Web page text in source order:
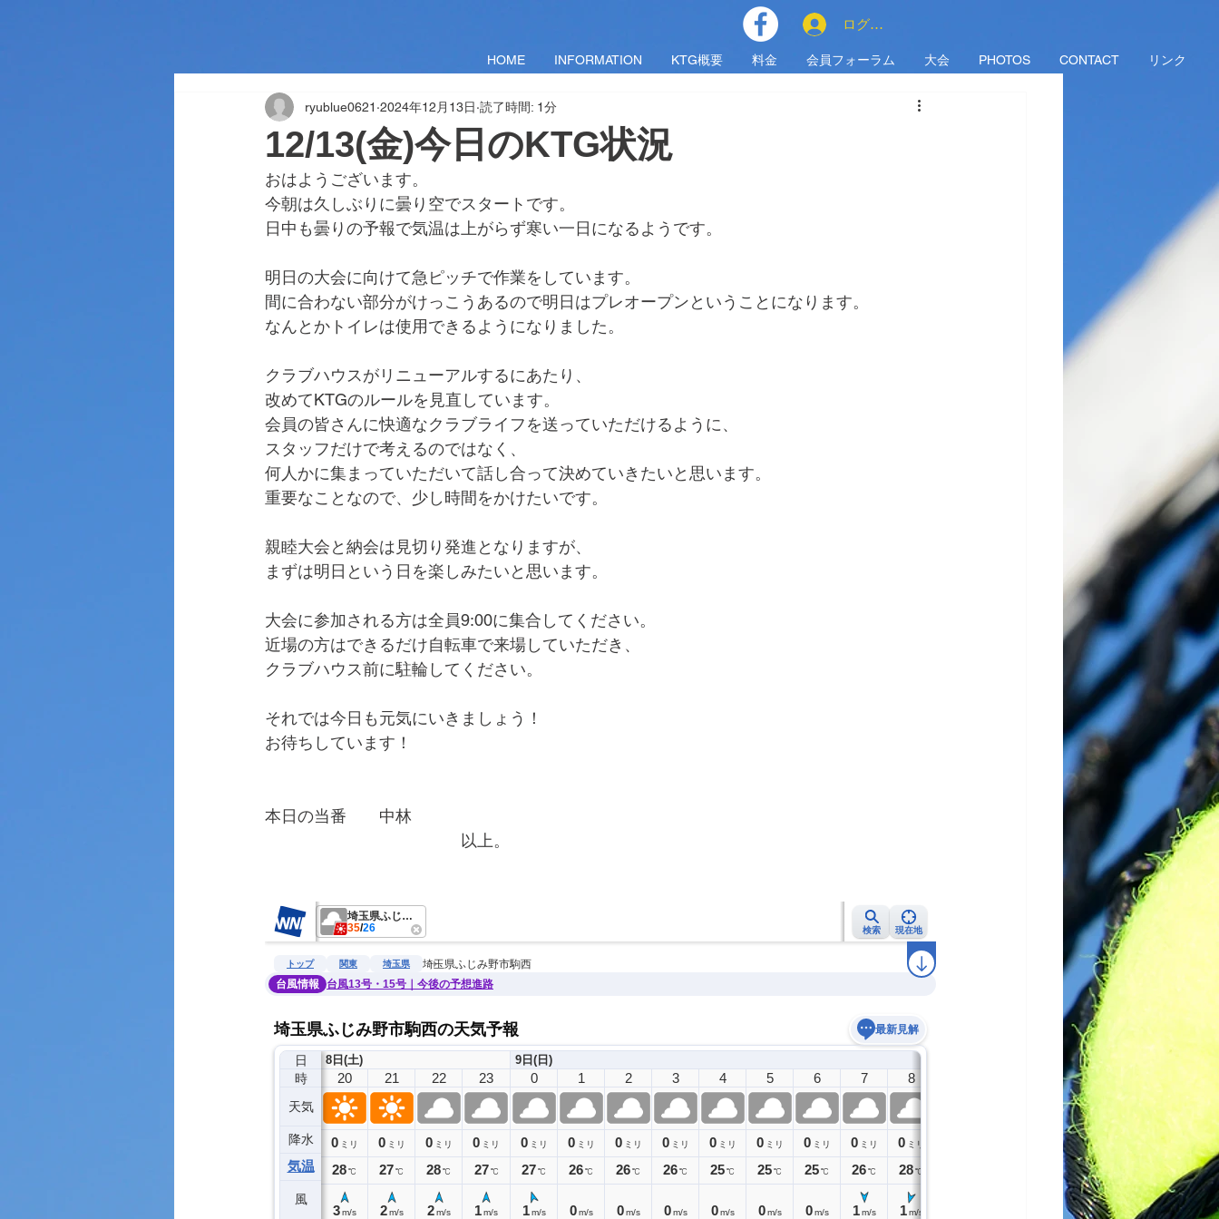
HOME INFORMATION KTG概要 料金 会員フォーラム 大会 PHOTOS CONTACT リンク
ログイン
12/13(金)今日のKTG状況
ryublue0621 2024年12月13日 読了時間: 1分
おはようございます。
今朝は久しぶりに曇り空でスタートです。
日中も曇りの予報で気温は上がらず寒い一日になるようです。
明日の大会に向けて急ピッチで作業をしています。
間に合わない部分がけっこうあるので明日はプレオープンということになります。
なんとかトイレは使用できるようになりました。
クラブハウスがリニューアルするにあたり、
改めてKTGのルールを見直しています。
会員の皆さんに快適なクラブライフを送っていただけるように、
スタッフだけで考えるのではなく、
何人かに集まっていただいて話し合って決めていきたいと思います。
重要なことなので、少し時間をかけたいです。
親睦大会と納会は見切り発進となりますが、
まずは明日という日を楽しみたいと思います。
大会に参加される方は全員9:00に集合してください。
近場の方はできるだけ自転車で来場していただき、
クラブハウス前に駐輪してください。
それでは今日も元気にいきましょう！
お待ちしています！
本日の当番　　中林
以上。